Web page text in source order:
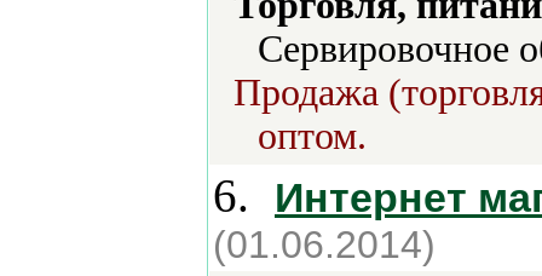
Сервировочное
Продажа
оптом.
6. Интернет
(01.06.2014)